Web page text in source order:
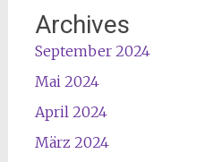
Archives
September 2024
Mai 2024
April 2024
März 2024